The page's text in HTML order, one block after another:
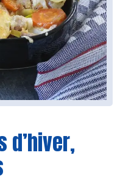
d’hiver,